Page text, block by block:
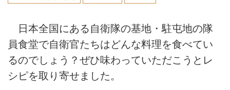
日本全国にある自衛隊の基地・駐屯地の隊
員食堂で自衛官たちはどんな料理を食べてい
るのでしょう？ぜひ味わっていただこうとレ
シピを取り寄せました。